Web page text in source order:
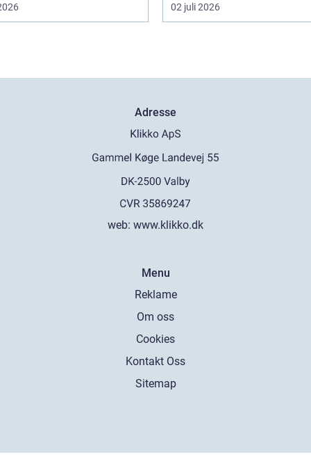
02 juli 2026
Adresse
web: www.klikko.dk
Menu
Reklame
Om oss
Cookies
Kontakt Oss
Sitemap